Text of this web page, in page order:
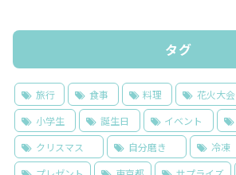
タグ
旅行 食事 料理 花火大会
小学生
誕生日 イベント
クリスマス
自分磨き 冷凍